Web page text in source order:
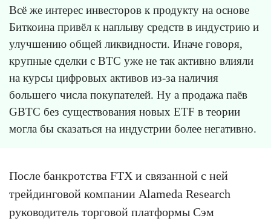
Всё же интерес инвесторов к продукту на основе
Биткоина привёл к наплыву средств в индустрию и
улучшению общей ликвидности. Иначе говоря,
крупные сделки с BTC уже не так активно влияли
на курсы цифровых активов из-за наличия
большего числа покупателей. Ну а продажа паёв
GBTC без существования новых ETF в теории
могла бы сказаться на индустрии более негативно.
После банкротства FTX и связанной с ней
трейдинговой компании Alameda Research
руководитель торговой платформы Сэм